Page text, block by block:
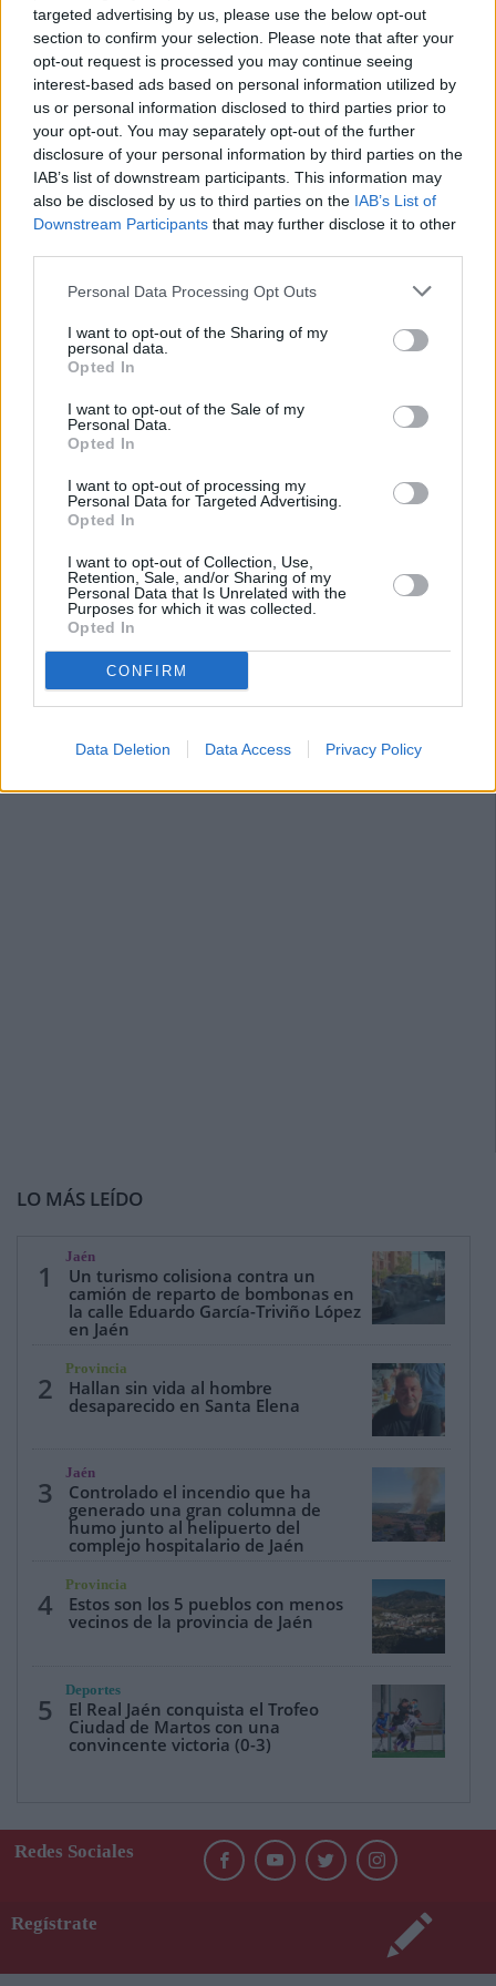
targeted advertising by us, please use the below opt-out
section to confirm your selection. Please note that after your
opt-out request is processed you may continue seeing
interest-based ads based on personal information utilized by
us or personal information disclosed to third parties prior to
your opt-out. You may separately opt-out of the further
disclosure of your personal information by third parties on the
IAB’s list of downstream participants. This information may
also be disclosed by us to third parties on the IAB’s List of
Downstream Participants that may further disclose it to other
Personal Data Processing Opt Outs
I want to opt-out of the Sharing of my
personal data.
Opted In
I want to opt-out of the Sale of my
Personal Data.
Opted In
I want to opt-out of processing my
Personal Data for Targeted Advertising.
Opted In
I want to opt-out of Collection, Use,
Retention, Sale, and/or Sharing of my
Personal Data that Is Unrelated with the
Purposes for which it was collected.
Opted In
CONFIRM
Data Deletion Data Access Privacy Policy
LO MÁS LEÍDO
1
Jaén
Un turismo colisiona contra un
camión de reparto de bombonas en
la calle Eduardo García-Triviño López
en Jaén
2
Provincia
Hallan sin vida al hombre
desaparecido en Santa Elena
3
Jaén
Controlado el incendio que ha
generado una gran columna de
humo junto al helipuerto del
complejo hospitalario de Jaén
4
Provincia
Estos son los 5 pueblos con menos
vecinos de la provincia de Jaén
5
Deportes
El Real Jaén conquista el Trofeo
Ciudad de Martos con una
convincente victoria (0-3)
Redes Sociales
Regístrate